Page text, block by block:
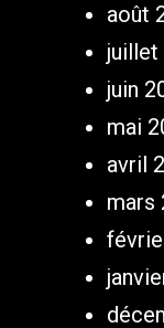
août
juillet
juin
mai
avril
mars